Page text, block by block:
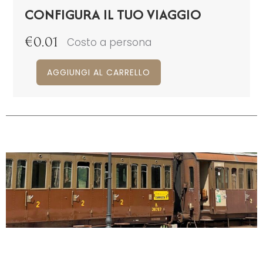
CONFIGURA IL TUO VIAGGIO
€0.01 Costo a persona
AGGIUNGI AL CARRELLO